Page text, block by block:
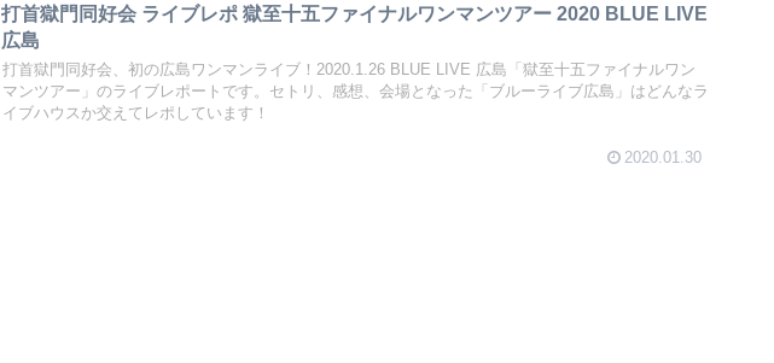
打首獄門同好会 ライブレポ 獄至十五ファイナルワンマンツアー 2020 BLUE LIVE
広島
打首獄門同好会、初の広島ワンマンライブ！2020.1.26 BLUE LIVE 広島「獄至十五ファイナルワン
マンツアー」のライブレポートです。セトリ、感想、会場となった「ブルーライブ広島」はどんなラ
イブハウスか交えてレポしています！
2020.01.30